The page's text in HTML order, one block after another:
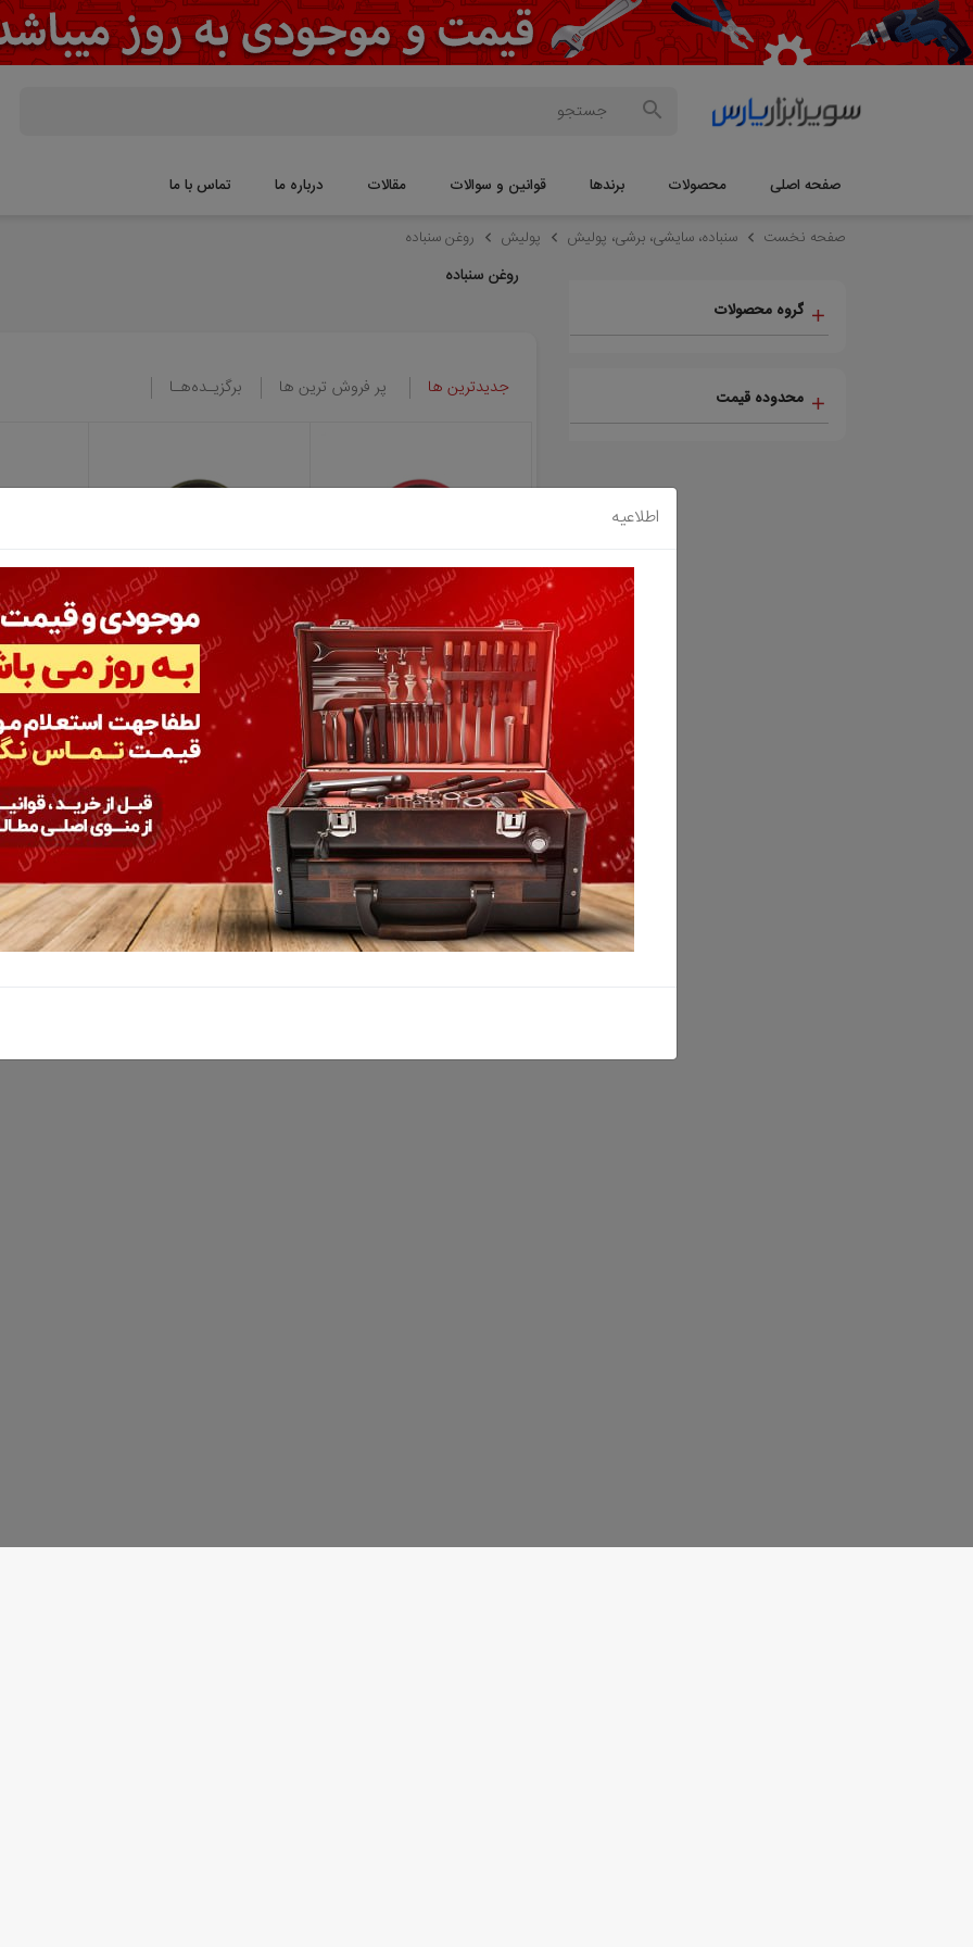
صفحه اصلی محصولات برندها قوانین و سوالات مقالات درباره ما تماس با ما
صفحه نخست سنباده، سایشی، برشی، پولیش پولیش روغن سنباده
گروه محصولات
محدوده قیمت
روغن سنباده
جدیدترین ها پر فروش ترین ها برگزیـده‌هـا
روغن سنباده نرم 100 گرمی آلفا
نا موجود
روغن سنباده زبر 100 گرمی آلفا
نا موجود
روغن سنباده Chemico
اطلاعیه